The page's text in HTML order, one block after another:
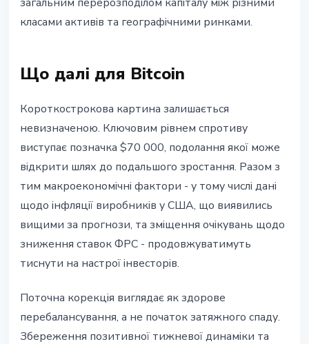
класами активів та географічними ринками.
Що далі для Bitcoin
Короткострокова картина залишається
невизначеною. Ключовим рівнем спротиву
виступає позначка $70 000, подолання якої може
відкрити шлях до подальшого зростання. Разом з
тим макроекономічні фактори - у тому числі дані
щодо інфляції виробників у США, що виявились
вищими за прогнози, та зміщення очікувань щодо
зниження ставок ФРС - продовжуватимуть
тиснути на настрої інвесторів.
Поточна корекція виглядає як здорове
перебалансування, а не початок затяжного спаду.
Збереження позитивної тижневої динаміки та